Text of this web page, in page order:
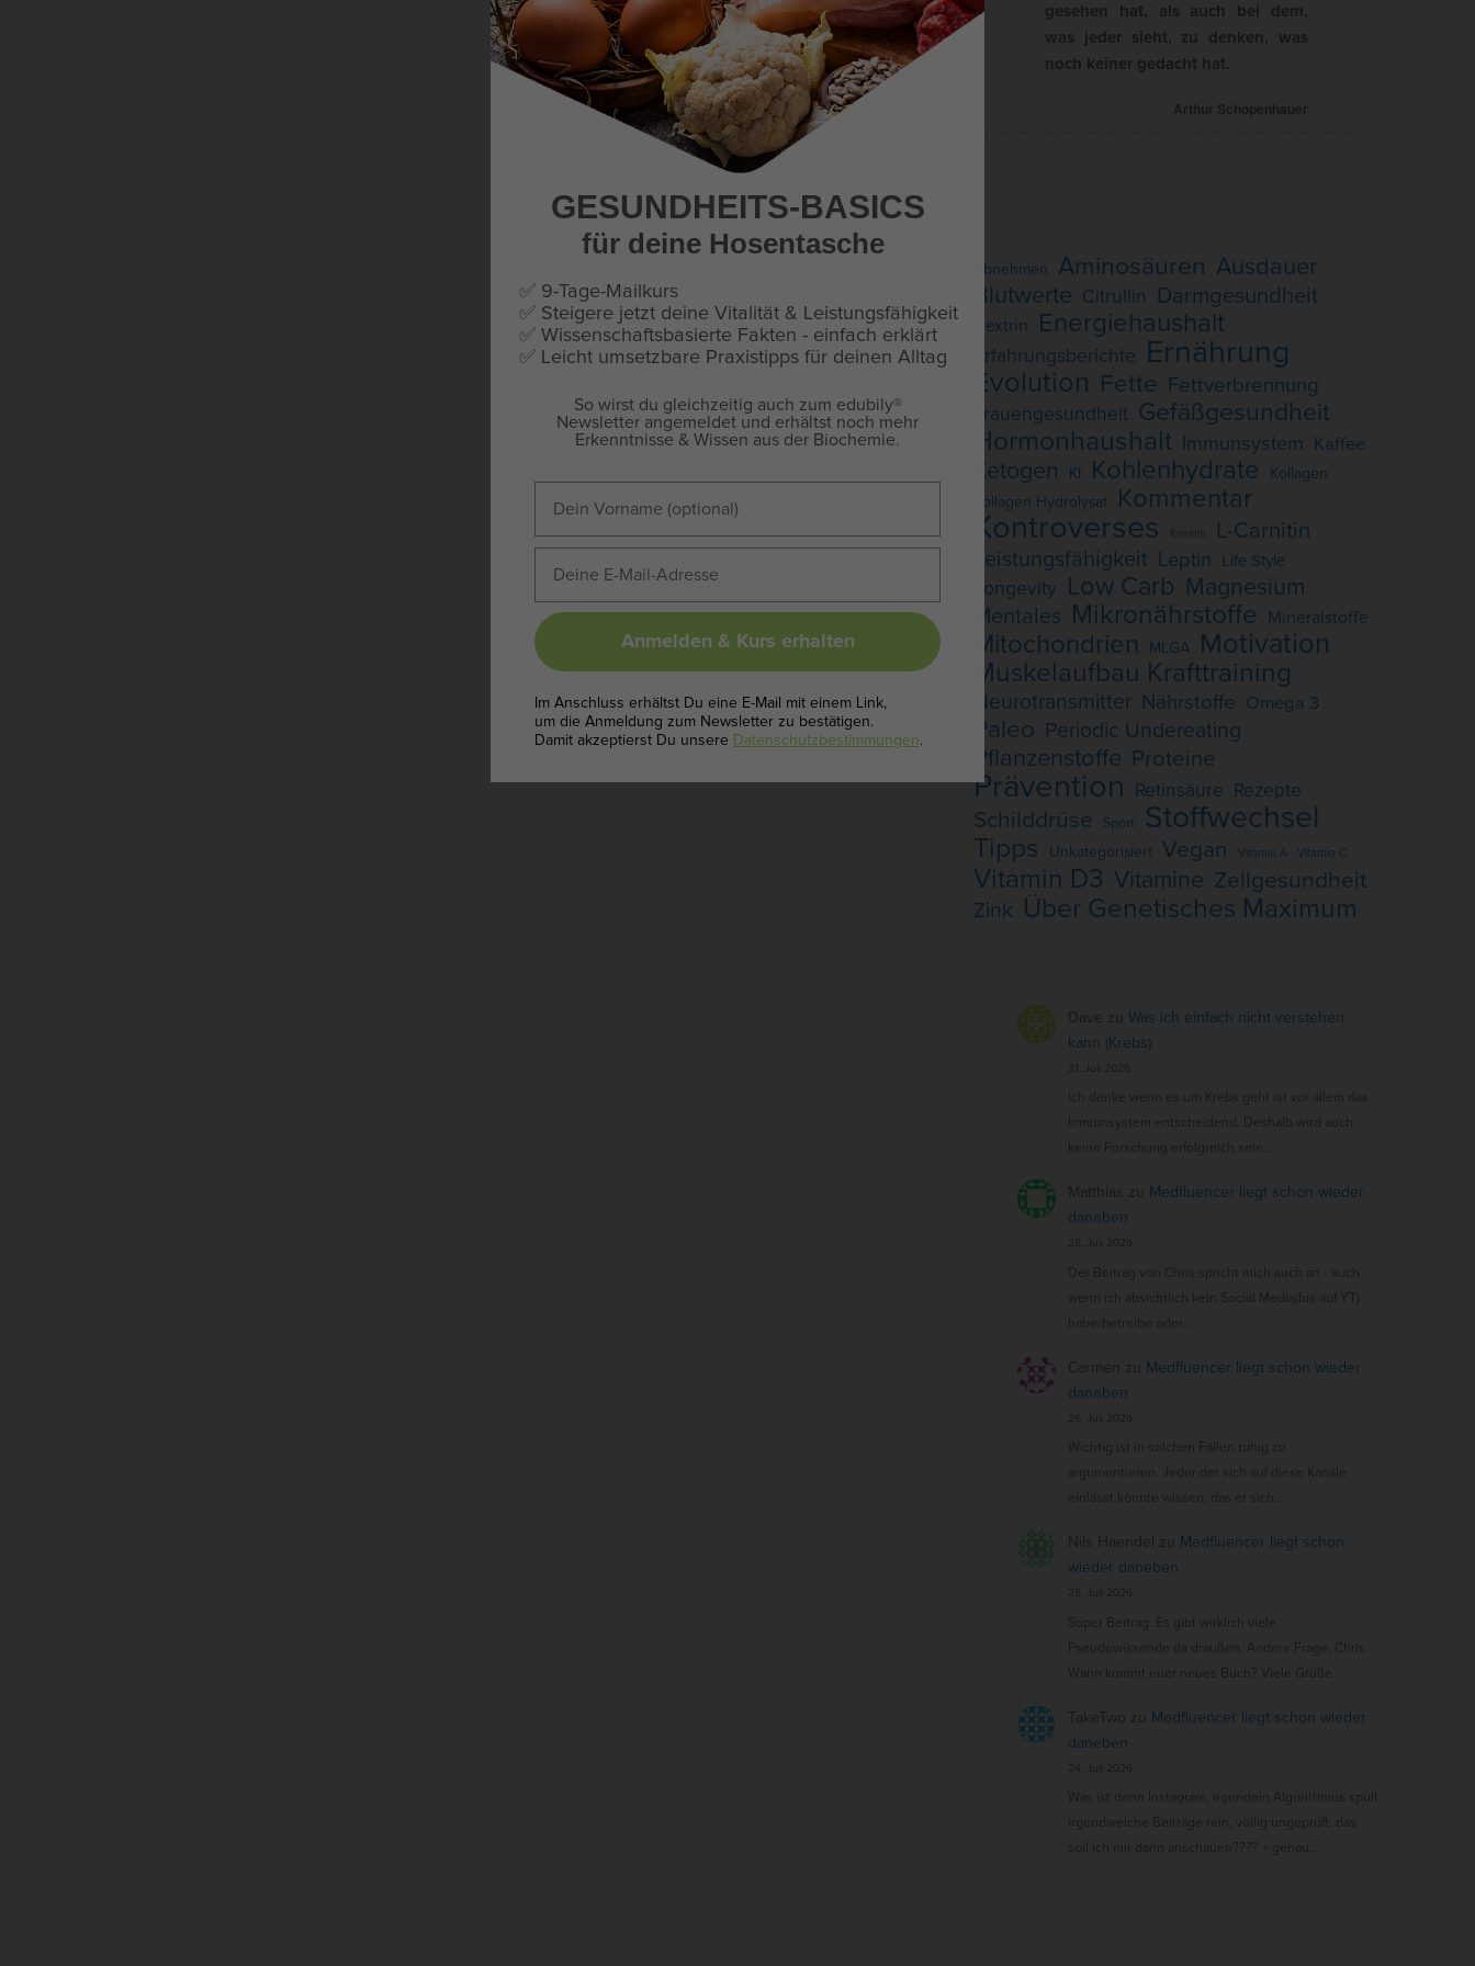
gesehen hat, als auch bei dem,
was jeder sieht, zu denken, was
noch keiner gedacht hat.
Arthur Schopenhauer
Abnehmen Aminosäuren Ausdauer
Blutwerte Citrullin Darmgesundheit
Dextrin Energiehaushalt
Erfahrungsberichte Ernährung
Evolution Fette Fettverbrennung
Frauengesundheit Gefäßgesundheit
Hormonhaushalt Immunsystem Kaffee
Ketogen KI Kohlenhydrate Kollagen
Kollagen Hydrolysat Kommentar
Kontroverses Kreatin
L-Carnitin
Leistungsfähigkeit Leptin Life Style
Longevity Low Carb Magnesium
Mentales Mikronährstoffe Mineralstoffe
Mitochondrien MLGA Motivation
Muskelaufbau Krafttraining
Neurotransmitter Nährstoffe Omega 3
Paleo Periodic Undereating
Pflanzenstoffe Proteine
Prävention Retinsäure Rezepte
Schilddrüse Sport Stoffwechsel
Tipps Unkategorisiert Vegan Vitamin A Vitamin C
Vitamin D3 Vitamine Zellgesundheit
Zink Über Genetisches Maximum
Dave zu Was ich einfach nicht verstehen
kann (Krebs)
31. Juli 2026
Ich denke wenn es um Krebs geht ist vor allem das
Immunsystem entscheidend. Deshalb wird auch
keine Forschung erfolgreich sein,…
Matthias zu Medfluencer liegt schon wieder
daneben
28. Juli 2026
Der Beitrag von Chris spricht mich auch an - auch
wenn ich absichtlich kein Social Media(bis auf YT)
habe/betreibe oder…
Carmen zu Medfluencer liegt schon wieder
daneben
26. Juli 2026
Wichtig ist in solchen Fällen ruhig zu
argumentieren. Jeder der sich auf diese Kanäle
einlässt könnte wissen, das er sich…
Nils Haendel zu Medfluencer liegt schon
wieder daneben
25. Juli 2026
Super Beitrag. Es gibt wirklich viele
Pseudowissende da draußen. Andere Frage, Chris.
Wann kommt euer neues Buch? Viele Grüße
TakeTwo zu Medfluencer liegt schon wieder
daneben
24. Juli 2026
Was ist denn Instagram, irgendein Algorithmus spült
irgendwelche Beiträge rein, völlig ungeprüft, das
GESUNDHEITS-BASICS
für deine Hosentasche
✅ 9-Tage-Mailkurs
✅ Steigere jetzt deine Vitalität & Leistungsfähigkeit
✅ Wissenschaftsbasierte Fakten - einfach erklärt
✅ Leicht umsetzbare Praxistipps für deinen Alltag
So wirst du gleichzeitig auch zum edubily®
Newsletter angemeldet und erhältst noch mehr
Erkenntnisse & Wissen aus der Biochemie.
Anmelden & Kurs erhalten
Im Anschluss erhältst Du eine E-Mail mit einem Link,
um die Anmeldung zum Newsletter zu bestätigen.
Damit akzeptierst Du unsere Datenschutzbestimmungen.